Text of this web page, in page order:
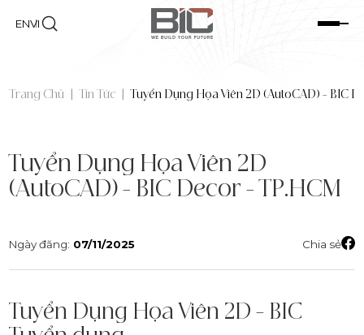
ENVI
Trang Chủ Tin Tức Tuyển Dụng Họa Viên 2D (AutoCAD) – BIC
Tuyển Dụng Họa Viên 2D
(AutoCAD) - BIC Decor - TP.HCM
Ngày đăng: 07/11/2025 Chia sẻ
Tuyển Dụng Họa Viên 2D – BIC